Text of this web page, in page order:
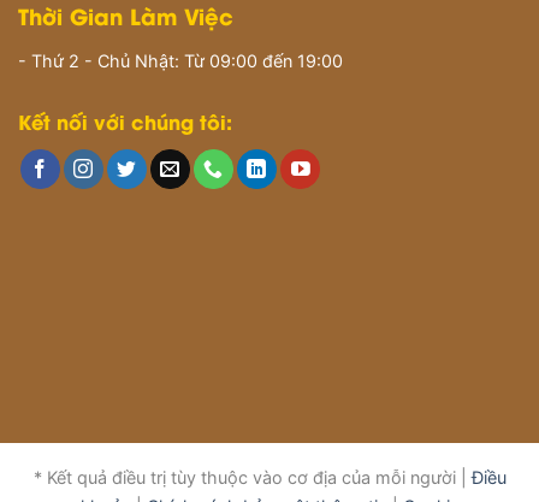
Thời Gian Làm Việc
- Thứ 2 - Chủ Nhật: Từ 09:00 đến 19:00
Kết nối với chúng tôi:
* Kết quả điều trị tùy thuộc vào cơ địa của mỗi người |Điều